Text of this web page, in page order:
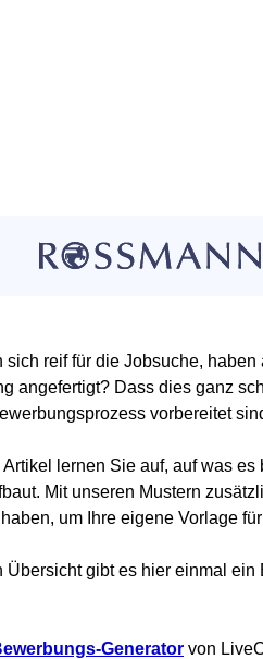
sich reif für die Jobsuche,
angefertigt? Dass dies ganz
vorbereitet
Artikel lernen Sie auf, auf was
Mit unseren Mustern
um Ihre eigene Vorlage
Übersicht gibt es hier einmal
Generator von